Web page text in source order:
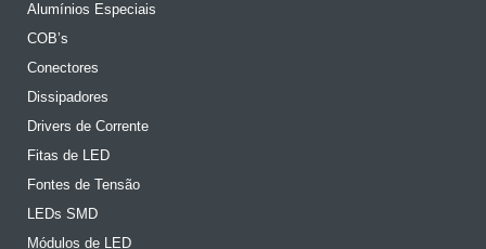
Alumínios Especiais
COB’s
Conectores
Dissipadores
Drivers de Corrente
Fitas de LED
Fontes de Tensão
LEDs SMD
Módulos de LED